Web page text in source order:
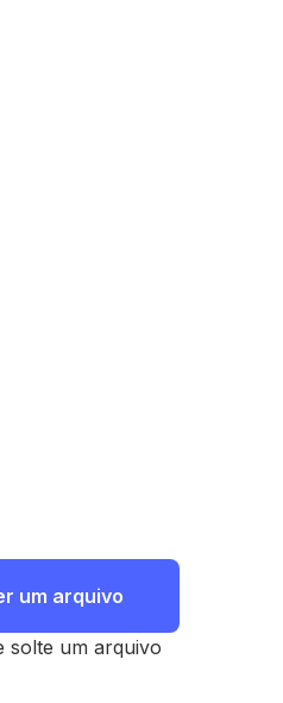
um arquivo
solte um arquivo